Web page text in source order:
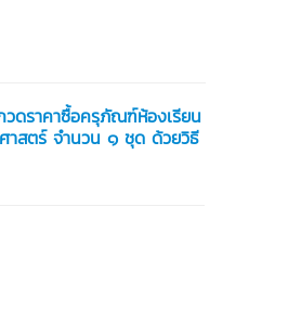
วดราคาซื้อครุภัณฑ์ห้องเรียน
ศาสตร์ จํานวน ๑ ชุด ด้วยวิธี